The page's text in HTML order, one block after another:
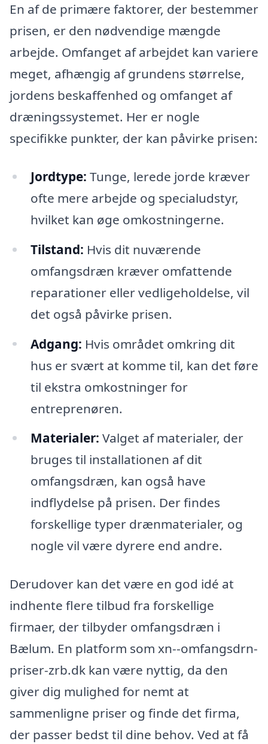
En af de primære faktorer, der bestemmer
prisen, er den nødvendige mængde
arbejde. Omfanget af arbejdet kan variere
meget, afhængig af grundens størrelse,
jordens beskaffenhed og omfanget af
dræningssystemet. Her er nogle
specifikke punkter, der kan påvirke prisen:
Jordtype: Tunge, lerede jorde kræver
ofte mere arbejde og specialudstyr,
hvilket kan øge omkostningerne.
Tilstand: Hvis dit nuværende
omfangsdræn kræver omfattende
reparationer eller vedligeholdelse, vil
det også påvirke prisen.
Adgang: Hvis området omkring dit
hus er svært at komme til, kan det føre
til ekstra omkostninger for
entreprenøren.
Materialer: Valget af materialer, der
bruges til installationen af dit
omfangsdræn, kan også have
indflydelse på prisen. Der findes
forskellige typer drænmaterialer, og
nogle vil være dyrere end andre.
Derudover kan det være en god idé at
indhente flere tilbud fra forskellige
firmaer, der tilbyder omfangsdræn i
Bælum. En platform som xn--omfangsdrn-
priser-zrb.dk kan være nyttig, da den
giver dig mulighed for nemt at
sammenligne priser og finde det firma,
der passer bedst til dine behov. Ved at få